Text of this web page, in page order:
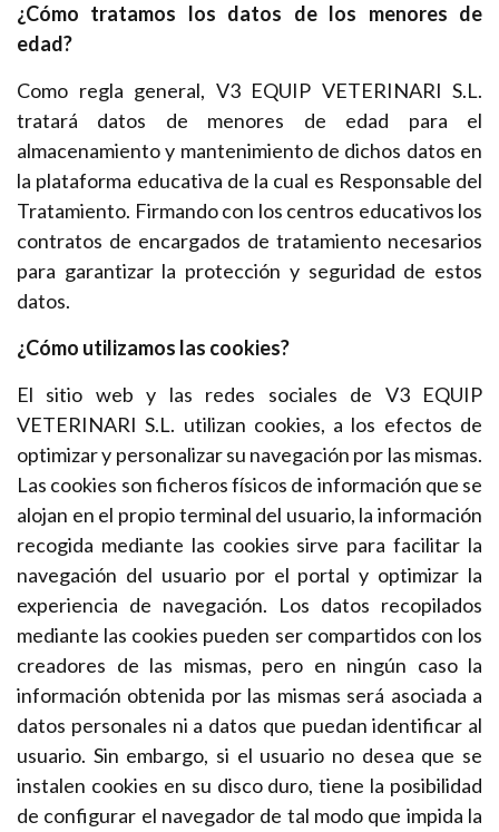
¿Cómo tratamos los datos de los menores de
edad?
Como regla general, V3 EQUIP VETERINARI S.L.
tratará datos de menores de edad para el
almacenamiento y mantenimiento de dichos datos en
la plataforma educativa de la cual es Responsable del
Tratamiento. Firmando con los centros educativos los
contratos de encargados de tratamiento necesarios
para garantizar la protección y seguridad de estos
datos.
¿Cómo utilizamos las cookies?
El sitio web y las redes sociales de V3 EQUIP
VETERINARI S.L. utilizan cookies, a los efectos de
optimizar y personalizar su navegación por las mismas.
Las cookies son ficheros físicos de información que se
alojan en el propio terminal del usuario, la información
recogida mediante las cookies sirve para facilitar la
navegación del usuario por el portal y optimizar la
experiencia de navegación. Los datos recopilados
mediante las cookies pueden ser compartidos con los
creadores de las mismas, pero en ningún caso la
información obtenida por las mismas será asociada a
datos personales ni a datos que puedan identificar al
usuario. Sin embargo, si el usuario no desea que se
instalen cookies en su disco duro, tiene la posibilidad
de configurar el navegador de tal modo que impida la